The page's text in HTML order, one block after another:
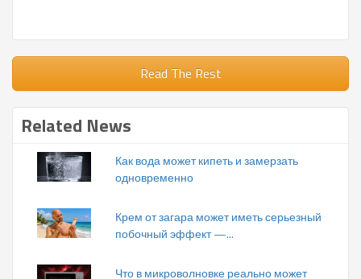
Read The Rest
Related News
Как вода может кипеть и замерзать
одновременно
Крем от загара может иметь серьезный
побочный эффект —...
Что в микроволновке реально может